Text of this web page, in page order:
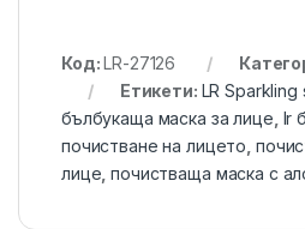
Код:LR-27126
Етикети: LR Sparkling
бълбукаща маска за лице lr
почистване на лицето
лице ,почистваща маска с